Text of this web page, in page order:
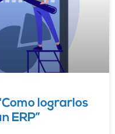
lograrlos
ERP”